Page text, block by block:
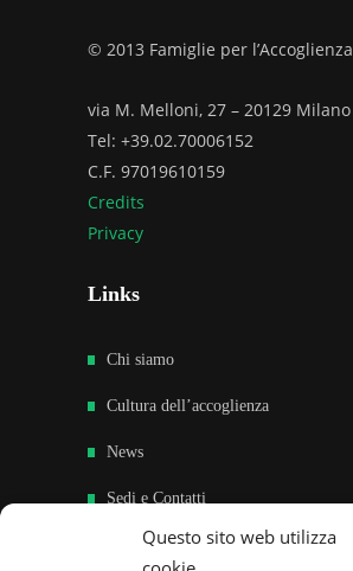
Questo sito web utilizza
© 2013 Famiglie per l’Accoglienza
via M. Melloni, 27 – 20129 Milano
Tel: +39.02.70006152
C.F. 97019610159
Credits
Privacy
Links
Chi siamo
Cultura dell’accoglienza
News
Sedi e Contatti
Sostieni